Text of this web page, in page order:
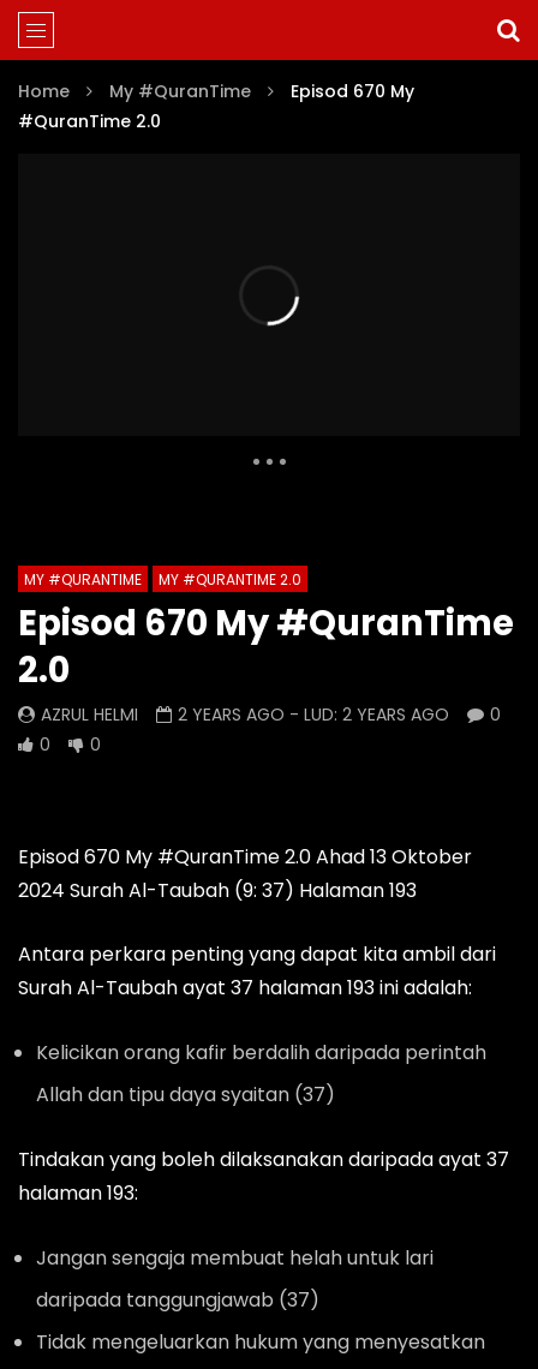
Home My #QuranTime
Episod 670 My
#QuranTime 2.0
0 Comments
Episod 1334 My #QuranTime
2.0
20 HOURS AGO - LUD:5 DAYS AGO
0
0
Episod 1333 My
2 DAYS AGO - LUD:
MY #QURANTIME MY #QURANTIME 2.0
Episod 670 My #QuranTime
2.0
AZRUL HELMI 2 YEARS AGO - LUD: 2 YEARS AGO
0
0
0
Episod 670 My #QuranTime 2.0 Ahad 13 Oktober
2024 Surah Al-Taubah (9: 37) Halaman 193
Antara perkara penting yang dapat kita ambil dari
Surah Al-Taubah ayat 37 halaman 193 ini adalah:
Kelicikan orang kafir berdalih daripada perintah
Allah dan tipu daya syaitan (37)
Tindakan yang boleh dilaksanakan daripada ayat 37
halaman 193:
Jangan sengaja membuat helah untuk lari
daripada tanggungjawab (37)
Tidak mengeluarkan hukum yang menyesatkan